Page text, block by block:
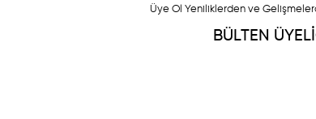
Üye Ol Yeniliklerden ve
BÜLTEN